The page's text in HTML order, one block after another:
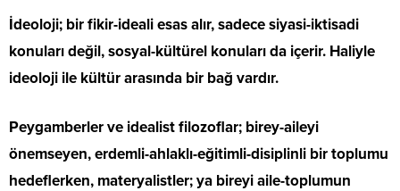
İdeoloji; bir fikir-ideali esas alır, sadece siyasi-iktisadi
konuları değil, sosyal-kültürel konuları da içerir. Haliyle
ideoloji ile kültür arasında bir bağ vardır.
Peygamberler ve idealist filozoflar; birey-aileyi
önemseyen, erdemli-ahlaklı-eğitimli-disiplinli bir toplumu
hedeflerken, materyalistler; ya bireyi aile-toplumun